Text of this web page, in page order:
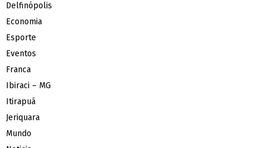
Delfinópolis
Economia
Esporte
Eventos
Franca
Ibiraci – MG
Itirapuã
Jeriquara
Mundo